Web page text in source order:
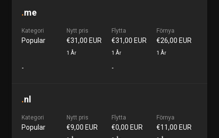
.me
Kategori
Popular
Nytt pris
€31,00 EUR
1 År
Flytta
€31,00 EUR
1 År
Förnya
€26,00 EUR
1 År
- -
.nl
Kategori
Popular
Nytt pris
€9,00 EUR
Flytta
€0,00 EUR
Förnya
€11,00 EUR